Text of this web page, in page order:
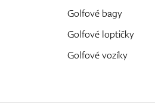
Golfové bagy
Golfové loptičky
Golfové vozíky